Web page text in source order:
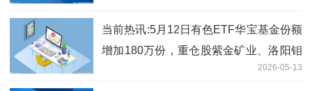
当前热讯:5月12日有色ETF华宝基金份额
增加180万份，重仓股紫金矿业、洛阳钼
2026-05-13